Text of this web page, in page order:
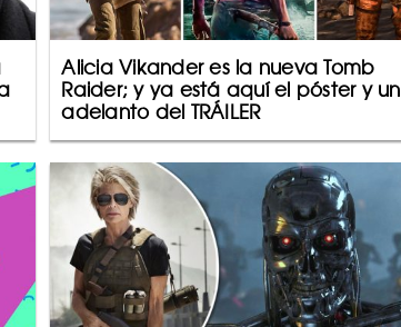
Alicia Vikander es la nueva Tomb
Raider; y ya está aquí el póster y un
adelanto del TRÁILER